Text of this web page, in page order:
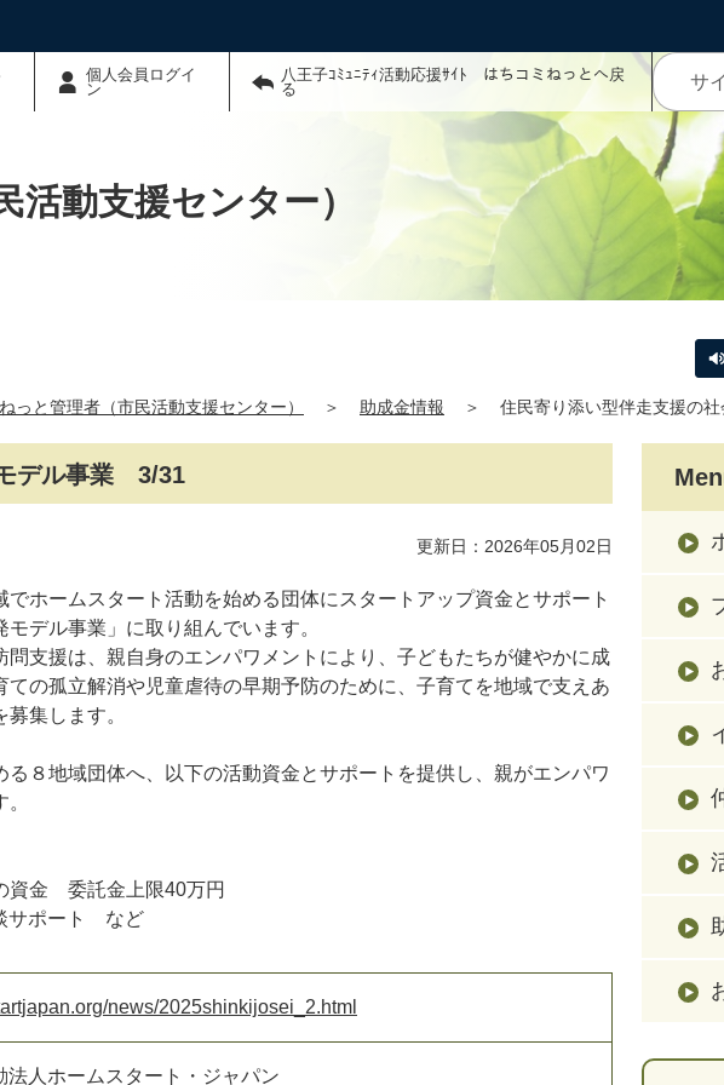
個人会員ログイ
ン
八王子ｺﾐｭﾆﾃｨ活動応援ｻｲﾄ はちコミねっとへ戻
る
動支援センター）
っと管理者（市民活動支援センター） ＞ 助成金情報 ＞ 住民寄り添い型伴走支援の
デル事業 3/31
更新日：2026年05月02日
ホームスタート活動を始める団体にスタートアップ資金とサポート
デル事業」に取り組んでいます。
支援は、親自身のエンパワメントにより、子どもたちが健やかに成
の孤立解消や児童虐待の早期予防のために、子育てを地域で支えあ
集します。
８地域団体へ、以下の活動資金とサポートを提供し、親がエンパワ
資金 委託金上限40万円
サポート など
news/2025shinkijosei_2.html
法人ホームスタート・ジャパン